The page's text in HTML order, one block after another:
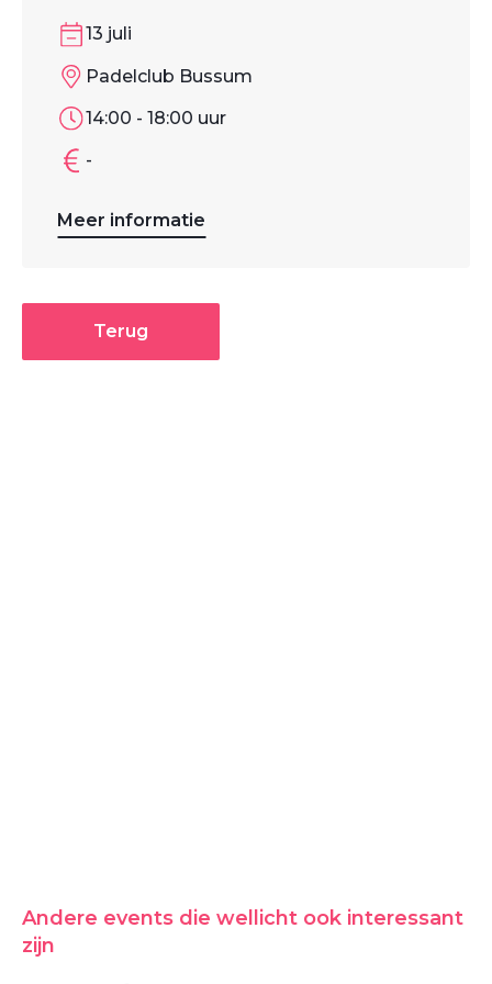
13 juli
Padelclub Bussum
14:00 - 18:00 uur
-
Meer informatie
Terug
Andere events die wellicht ook interessant
zijn